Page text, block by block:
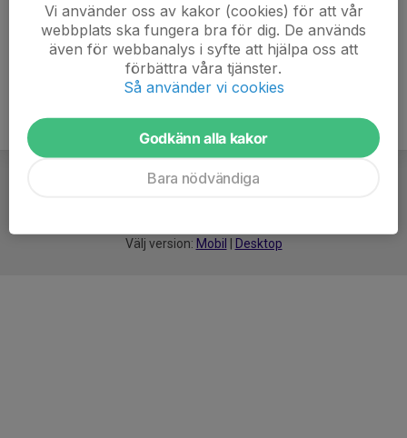
Välj version: Mobil Desktop
Vi använder oss av kakor (cookies) för att vår
webbplats ska fungera bra för dig. De används
även för webbanalys i syfte att hjälpa oss att
förbättra våra tjänster.
Så använder vi cookies
Godkänn alla kakor
Bara nödvändiga